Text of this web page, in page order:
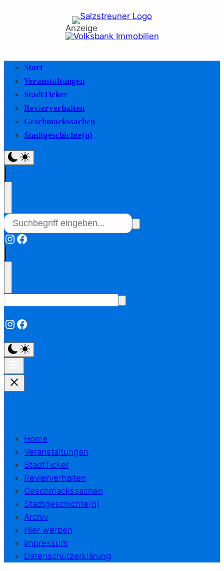
Anzeige
Start
Veranstaltungen
StadtTicker
Revierverhalten
Geschmackssachen
Stadtgeschichte(n)
Instagram
Facebook
Instagram
Facebook
Home
Veranstaltungen
StadtTicker
Revierverhalten
Geschmackssachen
Stadtgeschichte(n)
Archiv
Hier werben
Impressum
Datenschutzerklärung